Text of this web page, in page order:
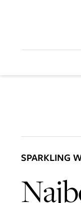
SPARKLING